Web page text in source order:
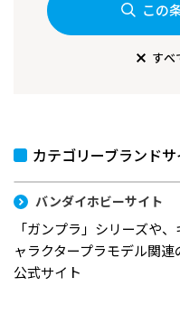
この
すべ
カテゴリーブランドサ
バンダイホビーサイト
「ガンプラ」シリーズや、
ャラクタープラモデル関連
公式サイト